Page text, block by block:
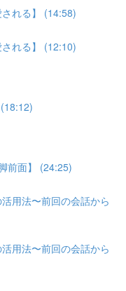
れる】 (14:58)
れる】 (12:10)
前面】 (24:25)
用法〜前回の会話から
用法〜前回の会話から